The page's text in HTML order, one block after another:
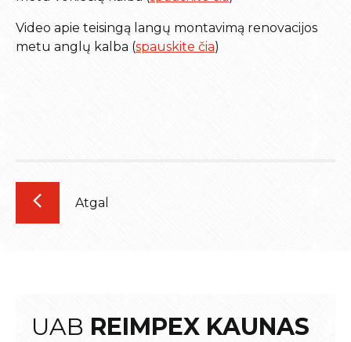
Video apie teisingą langų montavimą renovacijos
metu anglų kalba (spauskite čia)
Atgal
UAB REIMPEX KAUNAS